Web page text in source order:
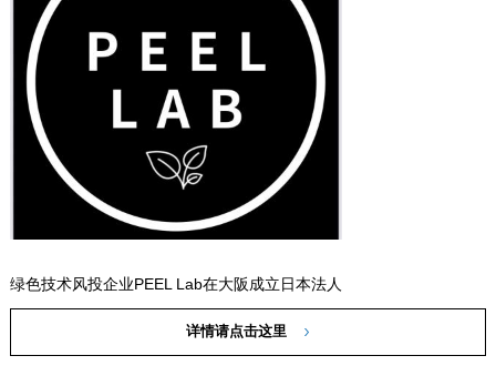
绿色技术风投企业PEEL Lab在大阪成立日本法人
详情请点击这里